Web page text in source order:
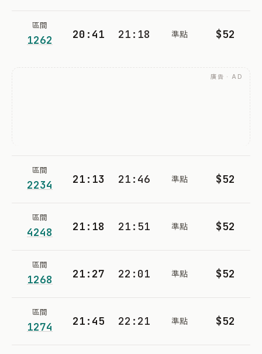
區間
1262 20:41 21:18 準點 $52
廣告 · AD
區間
2234 21:13 21:46 準點 $52
區間
4248 21:18 21:51 準點 $52
區間
1268 21:27 22:01 準點 $52
區間
1274 21:45 22:21 準點 $52